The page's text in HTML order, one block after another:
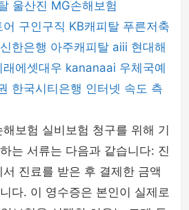
울산진 MG손해보험
구인구직 KB캐피탈 푸른저축
신한은행 아주캐피탈 aiii 현대해
래에셋대우 kananaai 우체국예
한국시티은행 인터넷 속도 측
보험 실비보험 청구를 위해 기
는 서류는 다음과 같습니다: 진
진료를 받은 후 결제한 금액
다. 이 영수증은 본인이 실제로